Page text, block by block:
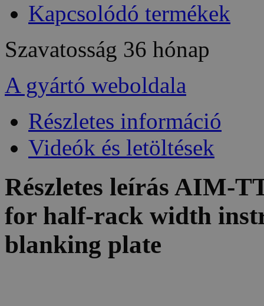
Kapcsolódó termékek
Szavatosság 36 hónap
A gyártó weboldala
Részletes információ
Videók és letöltések
Részletes leírás AIM-
for half-rack width
blanking plate